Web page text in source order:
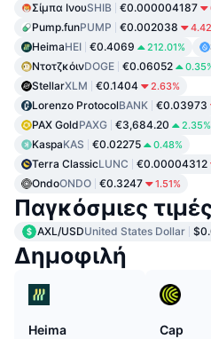
Σίμπα ΙνουSHIB €0.000004187
Pump.funPUMP €0.002038
HeimaHEI €0.4069 212.01%
ΝτοτζκόινDOGE €0.06052
StellarXLM €0.1404 2.63%
Lorenzo ProtocolBANK €0.03973
PAX GoldPAXG €3,684.20 2.35%
KaspaKAS €0.02275 0.48%
Terra ClassicLUNC €0.00004312
OndoONDO €0.3247 1.51%
Παγκόσμιες
AXL/USDUnited States Dollar
Δημοφιλή
Heima
Cap